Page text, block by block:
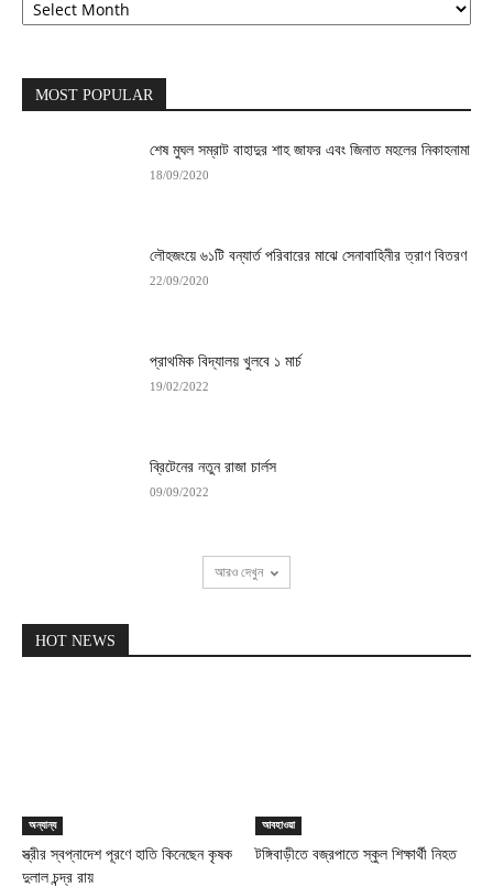
MOST POPULAR
শেষ মুঘল সম্রাট বাহাদুর শাহ জাফর এবং জিনাত মহলের নিকাহনামা
18/09/2020
লৌহজংয়ে ৬১টি বন্যার্ত পরিবারের মাঝে সেনাবাহিনীর ত্রাণ বিতরণ
22/09/2020
প্রাথমিক বিদ্যালয় খুলবে ১ মার্চ
19/02/2022
ব্রিটেনের নতুন রাজা চার্লস
09/09/2022
আরও দেখুন
HOT NEWS
অন্যান্য
স্ত্রীর স্বপ্নাদেশ পূরণে হাতি কিনেছেন কৃষক
দুলাল চন্দ্র রায়
আবহাওয়া
টঙ্গিবাড়ীতে বজ্রপাতে স্কুল শিক্ষার্থী নিহত